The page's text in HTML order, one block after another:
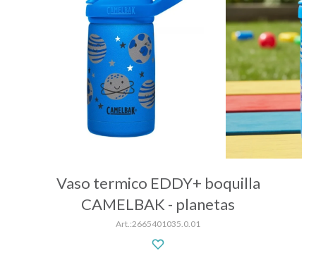
Vaso termico EDDY+ boquilla
CAMELBAK - planetas
2665401035.0.01
Sillas de auto
Alimentación